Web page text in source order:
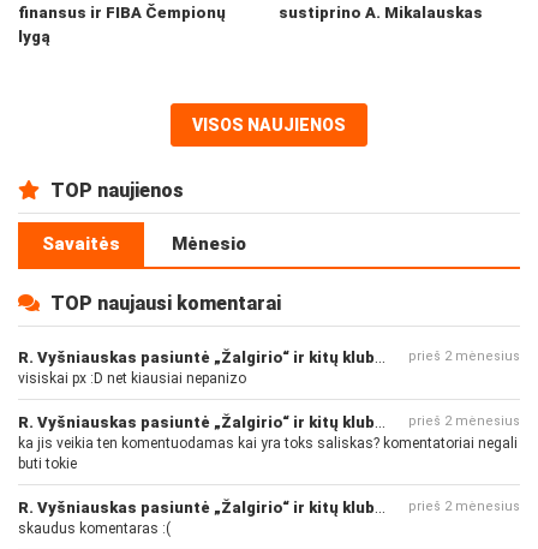
finansus ir FIBA Čempionų
lygą
sustiprino A. Mikalauskas
VISOS NAUJIENOS
TOP naujienos
Savaitės Mėnesio
TOP naujausi komentarai
prieš 2 mėnesius
visiskai px :D net kiausiai nepanizo
prieš 2 mėnesius
ka jis veikia ten komentuodamas kai yra toks saliskas? komentatoriai negali
buti tokie
prieš 2 mėnesius
skaudus komentaras :(